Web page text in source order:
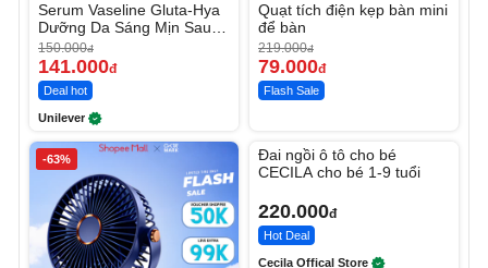
Serum Vaseline Gluta-Hya
Dưỡng Da Sáng Mịn Sau 7
Ngày
150.000đ
141.000đ
Deal hot
Unilever
Quạt tích điện kẹp bàn mini
để bàn
219.000đ
79.000đ
Flash Sale
-63%
Đai ngồi ô tô cho bé
CECILA cho bé 1-9 tuổi
220.000đ
Hot Deal
Cecila Offical Store